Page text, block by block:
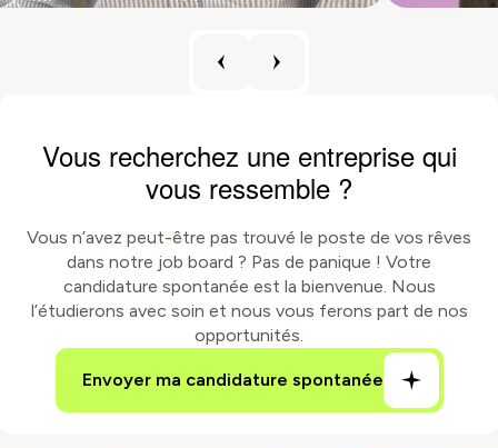
Vous recherchez une entreprise qui
vous ressemble ?
Vous n’avez peut-être pas trouvé le poste de vos rêves
dans notre job board ? Pas de panique ! Votre
candidature spontanée est la bienvenue. Nous
l’étudierons avec soin et nous vous ferons part de nos
opportunités.